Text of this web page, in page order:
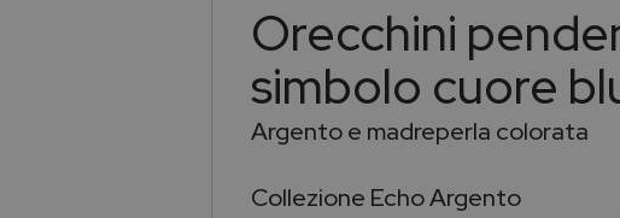
Orecchini
simbolo cuore
Argento e madreperla colorata
Collezione Echo Argento